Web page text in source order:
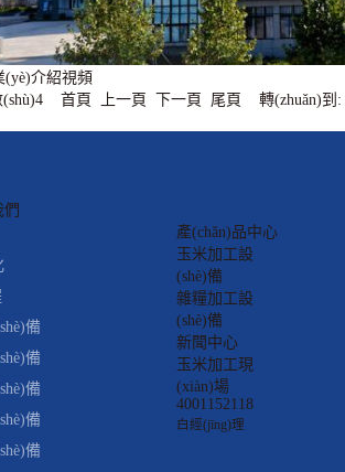
(yè)介紹視頻
(shù)4 首頁 上一頁 下一頁 尾頁 轉(zhuǎn)到:
們
產(chǎn)品中心
備
備
備
備
備
玉米加工設
(shè)備
雜糧加工設
(shè)備
新聞中心
玉米加工現
(xiàn)場
4001152118
白經(jīng)理